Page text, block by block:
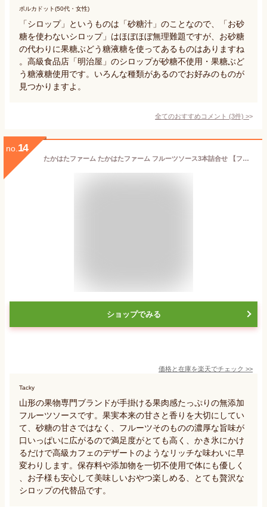
ポルカドット(50代・女性)
「シロップ」というものは「砂糖汁」のことなので、「お砂
糖を使わないシロップ」はほぼほぼ無理難題ですが、お砂糖
の代わりに果糖ぶどう糖液糖を使ってあるものはありますね
。高級食品店「明治屋」のシロップが砂糖不使用・果糖ぶど
う糖液糖使用です。いろんな種類があるのでお好みのものが
見つかりますよ。
全てのおすすめコメント (3件) >
no. 14
たかはたファーム たかはたファーム フルーツソース3本詰合せ 【フルーツソース(いちご・グレープフルーツ&オレンジ・ブルーベリー)(各220g)×各1(C7208054) 取り寄せ商品
ショップでみる
価格と在庫を楽天でチェック >>
Tacky
山形の果物専門ブランドが手掛ける果肉感たっぷりの無添加
フルーツソースです。果実本来の甘さと香りを大切にしてい
て、砂糖の甘さではなく、フルーツそのものの濃厚な旨味が
口いっぱいに広がるので満足度がとても高く、かき氷にかけ
るだけで高級カフェのデザートのようなリッチな味わいに早
変わりします。保存料や添加物を一切不使用で体にも優しく
、お子様も安心して美味しいおやつ楽しめる、とても贅沢な
シロップの代替品です。